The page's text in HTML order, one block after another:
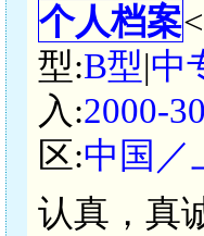
个人档案<
型:B型|中
入:2000-
区:中国／
认真，真